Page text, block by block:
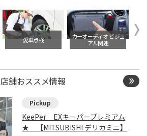
愛車点検
カーオーディオ ビジュ
アル関連
店舗おススメ情報
KeePer EXキーパープレミアム
★ 【MITSUBISHI デリカミニ】